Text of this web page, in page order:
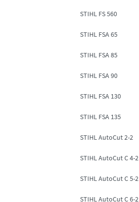
STIHL FS 560
STIHL FSA 65
STIHL FSA 85
STIHL FSA 90
STIHL FSA 130
STIHL FSA 135
STIHL AutoCut 2-2
STIHL AutoCut C 4-2
STIHL AutoCut C 5-2
STIHL AutoCut C 6-2